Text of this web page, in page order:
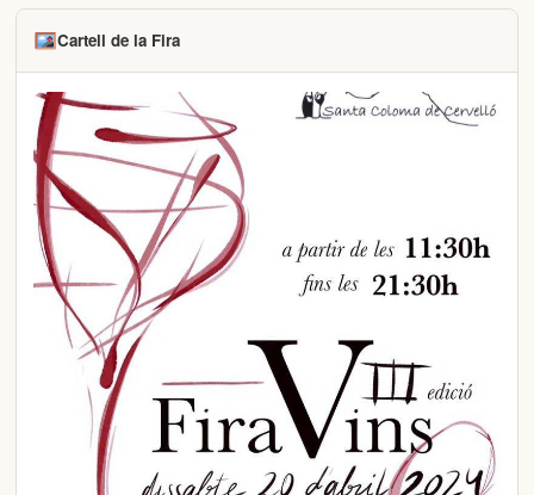
Cartell de la Fira